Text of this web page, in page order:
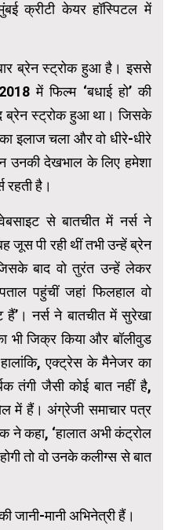
क्रीटी केयर हॉस्पिटल में
ब्रेन स्ट्रोक हुआ है। इससे
में फिल्म ‘बधाई हो’ की
ब्रेन स्ट्रोक हुआ था। जिसके
इलाज चला और वो धीरे-धीरे
उनकी देखभाल के लिए हमेशा
रहती है।
से बातचीत में नर्स ने
जूस पी रही थीं तभी उन्हें ब्रेन
बाद वो तुरंत उन्हें लेकर
पहुंचीं जहां फिलहाल वो
नर्स ने बातचीत में सुरेखा
भी जिक्र किया और बॉलीवुड
एक्ट्रेस के मैनेजर का
तंगी जैसी कोई बात नहीं है,
में हैं। अंग्रेजी समाचार पत्र
कहा, ‘हालात अभी कंट्रोल
तो वो उनके कलीग्स से बात
जानी-मानी अभिनेत्री हैं।